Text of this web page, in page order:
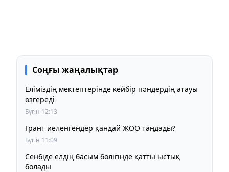
Соңғы жаңалықтар
Еліміздің мектептерінде кейбір пәндердің атауы
өзгереді
Бүгін 12:13
Грант иеленгендер қандай ЖОО таңдады?
Бүгін 11:09
Сенбіде елдің басым бөлігінде қатты ыстық
болады